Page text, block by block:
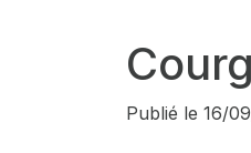
Publié le 16/